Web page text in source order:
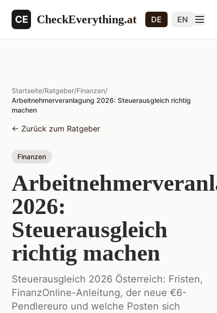
CE CheckEverything.at DE EN
Startseite/Ratgeber/Finanzen/
Arbeitnehmerveranlagung 2026: Steuerausgleich richtig
machen
← Zurück zum Ratgeber
Finanzen
2026:
Steuerausgleich
richtig machen
Steuerausgleich 2026 Österreich: Fristen,
FinanzOnline-Anleitung, der neue €6-
Pendlereuro und welche Posten sich